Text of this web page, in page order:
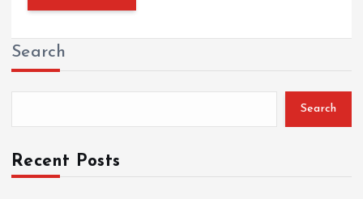
Search
Search
Recent Posts